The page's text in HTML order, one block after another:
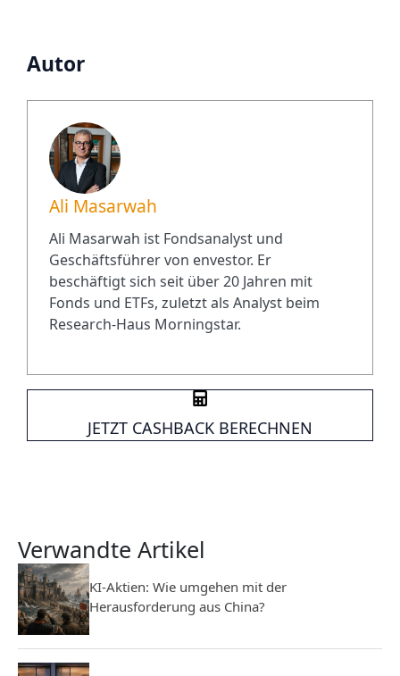
Autor
Ali Masarwah
Ali Masarwah ist Fondsanalyst und
Geschäftsführer von envestor. Er
beschäftigt sich seit über 20 Jahren mit
Fonds und ETFs, zuletzt als Analyst beim
Research-Haus Morningstar.
JETZT CASHBACK BERECHNEN
Verwandte Artikel
KI-Aktien: Wie umgehen mit der
Herausforderung aus China?